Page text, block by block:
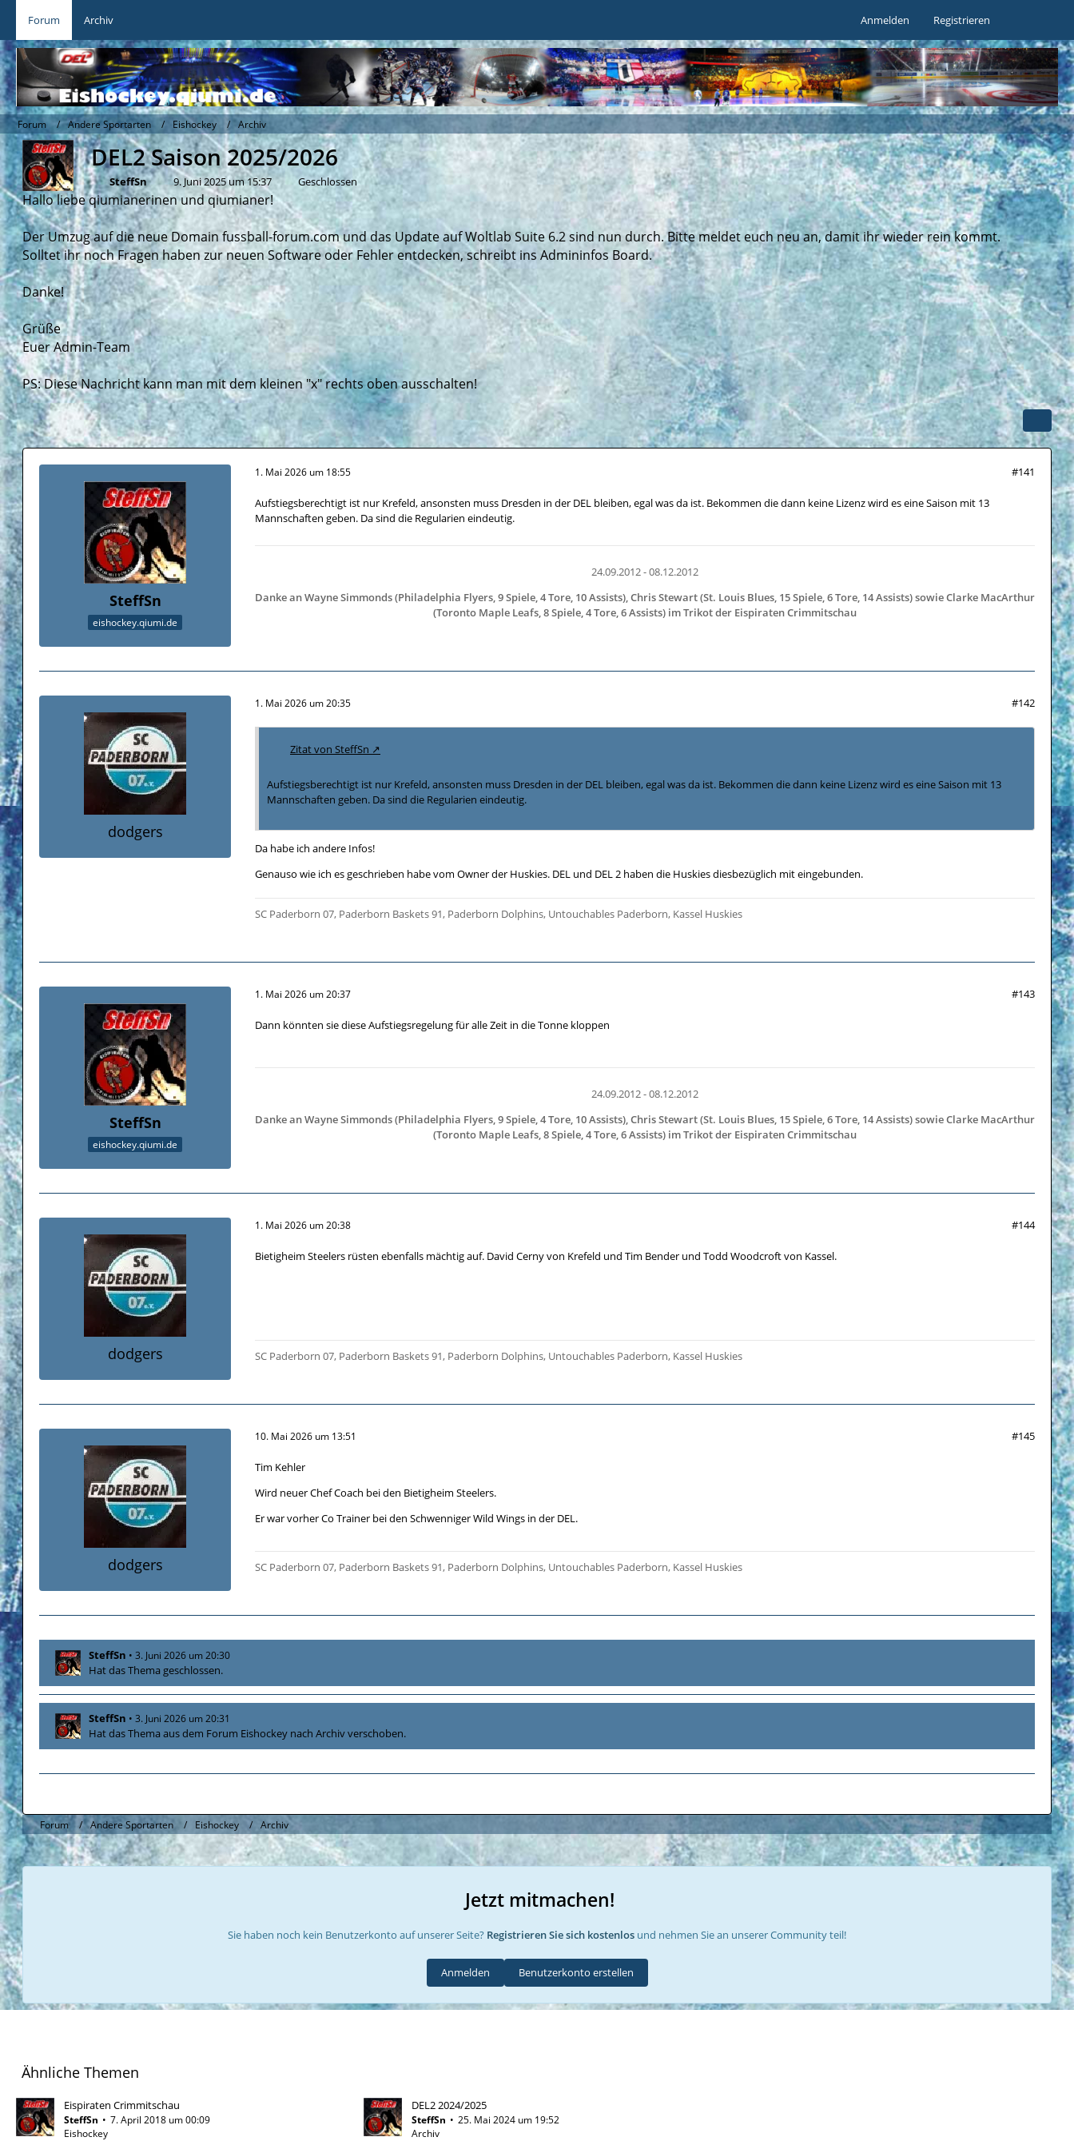
Forum Archiv Anmelden Registrieren
Forum Andere Sportarten Eishockey Archiv
DEL2 Saison 2025/2026
SteffSn 9. Juni 2025 um 15:37 Geschlossen
Hallo liebe qiumianerinen und qiumianer!
Der Umzug auf die neue Domain fussball-forum.com und das Update auf Woltlab Suite 6.2 sind nun durch. Bitte meldet euch neu an, damit ihr wieder rein kommt.
Solltet ihr noch Fragen haben zur neuen Software oder Fehler entdecken, schreibt ins Admininfos Board.
Danke!
Grüße
Euer Admin-Team
PS: Diese Nachricht kann man mit dem kleinen "x" rechts oben ausschalten!
SteffSn
eishockey.qiumi.de
1. Mai 2026 um 18:55 #141
Aufstiegsberechtigt ist nur Krefeld, ansonsten muss Dresden in der DEL bleiben, egal was da ist. Bekommen die dann keine Lizenz wird es eine Saison mit 13
Mannschaften geben. Da sind die Regularien eindeutig.
24.09.2012 - 08.12.2012
Danke an Wayne Simmonds (Philadelphia Flyers, 9 Spiele, 4 Tore, 10 Assists), Chris Stewart (St. Louis Blues, 15 Spiele, 6 Tore, 14 Assists) sowie Clarke MacArthur
(Toronto Maple Leafs, 8 Spiele, 4 Tore, 6 Assists) im Trikot der Eispiraten Crimmitschau
dodgers
1. Mai 2026 um 20:35 #142
Zitat von SteffSn
Aufstiegsberechtigt ist nur Krefeld, ansonsten muss Dresden in der DEL bleiben, egal was da ist. Bekommen die dann keine Lizenz wird es eine Saison mit 13
Mannschaften geben. Da sind die Regularien eindeutig.
Da habe ich andere Infos!
Genauso wie ich es geschrieben habe vom Owner der Huskies. DEL und DEL 2 haben die Huskies diesbezüglich mit eingebunden.
SC Paderborn 07, Paderborn Baskets 91, Paderborn Dolphins, Untouchables Paderborn, Kassel Huskies
SteffSn
eishockey.qiumi.de
1. Mai 2026 um 20:37 #143
Dann könnten sie diese Aufstiegsregelung für alle Zeit in die Tonne kloppen
24.09.2012 - 08.12.2012
Danke an Wayne Simmonds (Philadelphia Flyers, 9 Spiele, 4 Tore, 10 Assists), Chris Stewart (St. Louis Blues, 15 Spiele, 6 Tore, 14 Assists) sowie Clarke MacArthur
(Toronto Maple Leafs, 8 Spiele, 4 Tore, 6 Assists) im Trikot der Eispiraten Crimmitschau
dodgers
1. Mai 2026 um 20:38 #144
Bietigheim Steelers rüsten ebenfalls mächtig auf. David Cerny von Krefeld und Tim Bender und Todd Woodcroft von Kassel.
SC Paderborn 07, Paderborn Baskets 91, Paderborn Dolphins, Untouchables Paderborn, Kassel Huskies
dodgers
10. Mai 2026 um 13:51 #145
Tim Kehler
Wird neuer Chef Coach bei den Bietigheim Steelers.
Er war vorher Co Trainer bei den Schwenniger Wild Wings in der DEL.
SC Paderborn 07, Paderborn Baskets 91, Paderborn Dolphins, Untouchables Paderborn, Kassel Huskies
SteffSn 3. Juni 2026 um 20:30
Hat das Thema geschlossen.
SteffSn 3. Juni 2026 um 20:31
Hat das Thema aus dem Forum Eishockey nach Archivverschoben.
Forum Andere Sportarten Eishockey Archiv
Jetzt mitmachen!
Sie haben noch kein Benutzerkonto auf unserer Seite? Registrieren Sie sich kostenlos und nehmen Sie an unserer Community teil!
Benutzerkonto erstellen
Anmelden
Ähnliche Themen
Eispiraten Crimmitschau
SteffSn
7. April 2018 um 00:09
Eishockey
DEL2 2024/2025
SteffSn
25. Mai 2024 um 19:52
Archiv